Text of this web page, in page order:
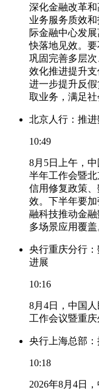
深化金融改革
业务服务质效
际金融中心发
快落地见效。
巩固完善多层
效化推进提升
进一步提升反
取业务，满足社
北京人行：推
10:49
8月5日上午，
半年工作会暨
信用修复政策
效。下半年要
融科技推动金
多场景应用覆盖
央行重庆分行
进展
10:16
8月4日，中国
工作会议暨重庆
央行上海总部：
10:18
2026年8月4日